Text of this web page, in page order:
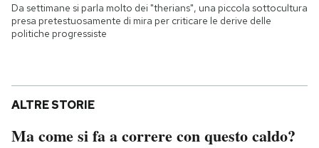
Da settimane si parla molto dei "therians", una piccola sottocultura
presa pretestuosamente di mira per criticare le derive delle
politiche progressiste
ALTRE STORIE
Ma come si fa a correre con questo caldo?